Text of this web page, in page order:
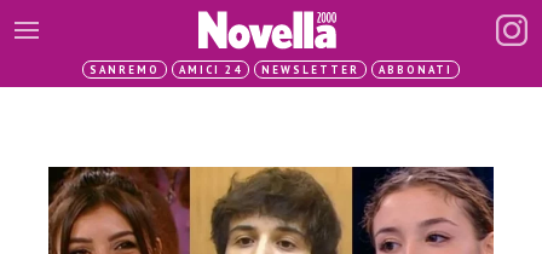
SANREMO AMICI 24 NEWSLETTER ABBONATI